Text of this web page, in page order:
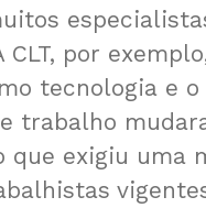
CLT, por
tecnologia e
trabalho
que exigiu uma